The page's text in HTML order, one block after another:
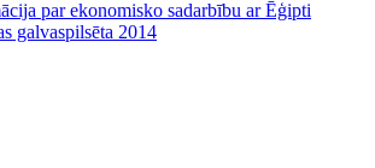
par ekonomisko sadarbību ar Ēģipti
galvaspilsēta 2014